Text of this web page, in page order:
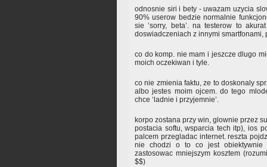
odnosnie siri i bety - uwazam uzycia
90% userow bedzie normalnie
sie ’sorry, beta’. na testerow to
doswiadczeniach z innymi smartfonami,
co do komp. nie mam i jeszcze dlugo
moich oczekiwan i tyle.
co nie zmienia faktu, ze to doskonaly
albo jestes moim ojcem. do tego
chce ‘ladnie i przyjemnie’.
korpo zostana przy win, glownie przez
postacia softu, wsparcia tech itp), ios
palcem przegladac internet. reszta
nie chodzi o to co jest obiektywnie
zastosowac mniejszym kosztem
$$)